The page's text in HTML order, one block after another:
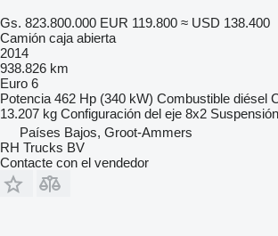
Gs. 823.800.000 EUR 119.800 ≈ USD 138.400
Camión caja abierta
2014
938.826 km
Euro 6
Potencia 462 Hp (340 kW) Combustible diésel
13.207 kg Configuración del eje 8x2 Suspensión
Países Bajos, Groot-Ammers
RH Trucks BV
Contacte con el vendedor